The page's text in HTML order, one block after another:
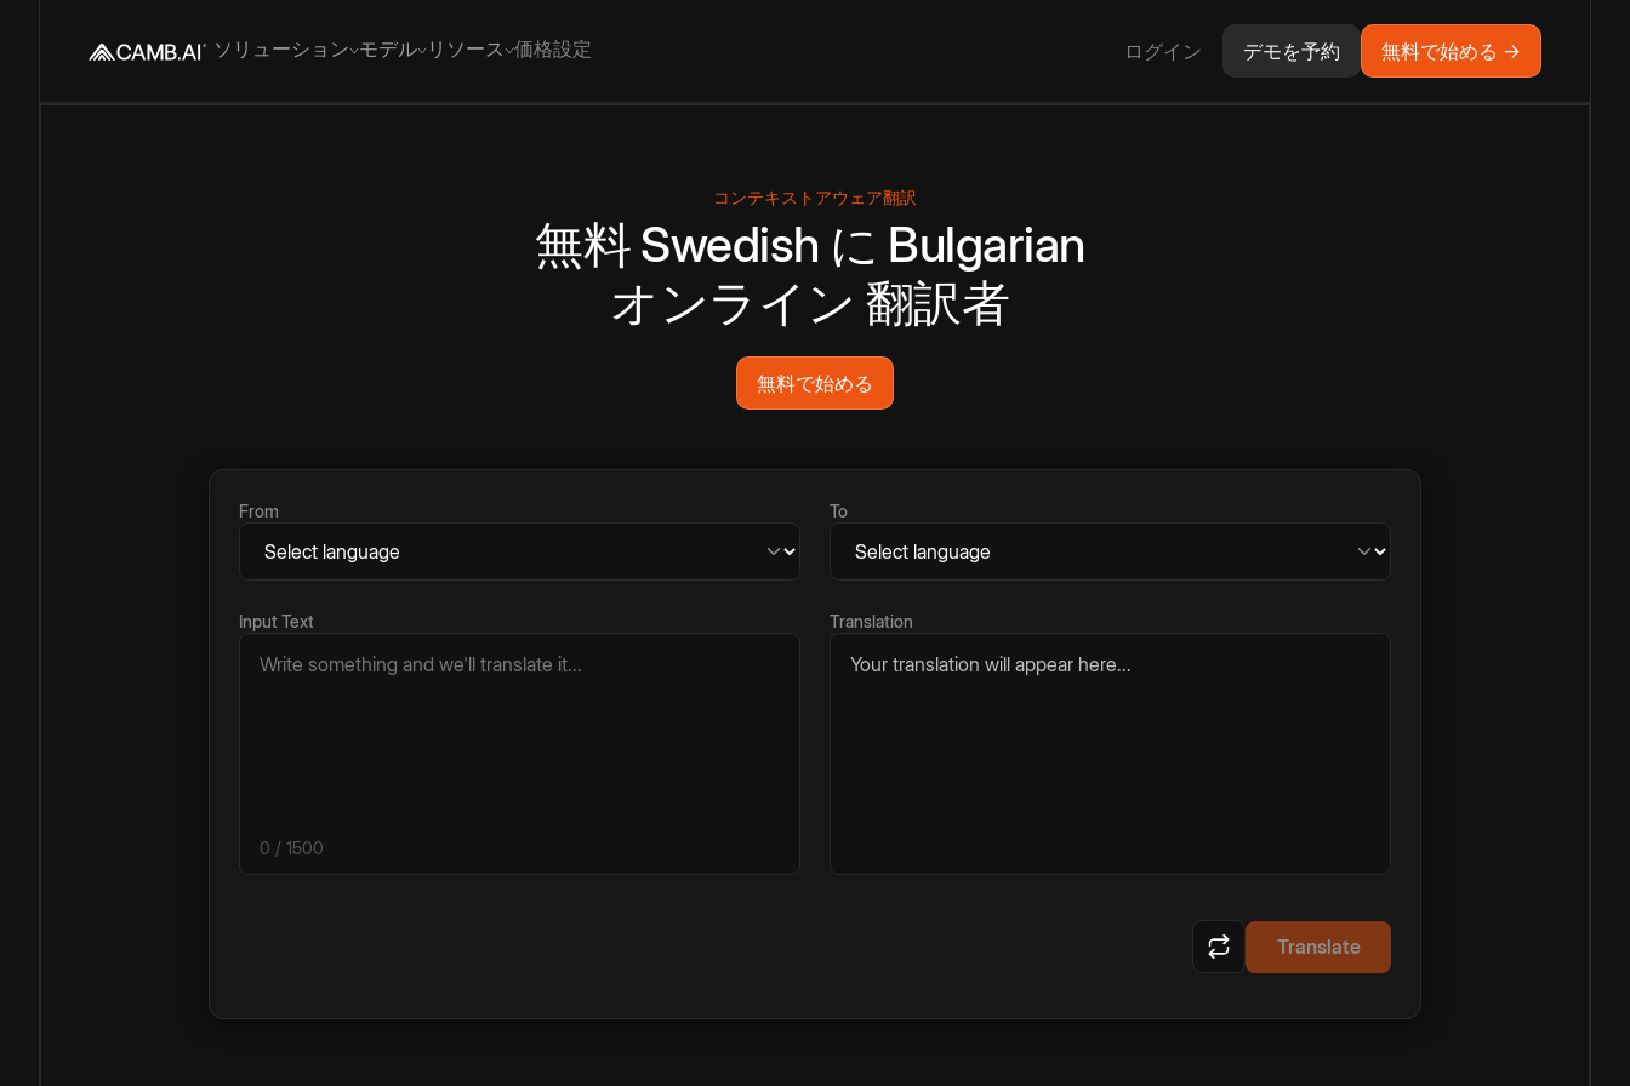
ソリューション モデル リソース 価格設定 ログイン デモを予約 無料で始める →
コンテキストアウェア翻訳
無料Swedish に Bulgarian
オンライン 翻訳者
無料で始める
From To
Input Text
0 / 1500
Translation
Your translation will appear here...
Translate